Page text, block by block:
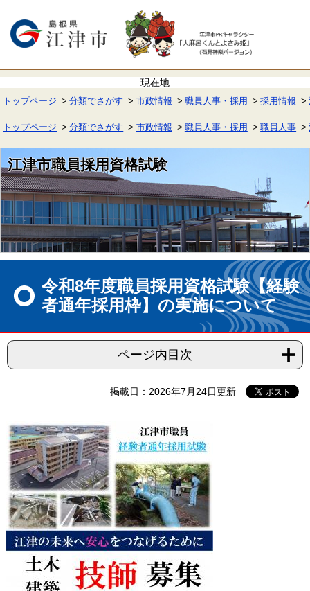
で
ば
本
へ
トップページ 分類でさがす 市政情報 職員人事・採用 採用情報
トップページ 分類でさがす 市政情報 職員人事・採用 職員人事
江津市職員採用資格試験
令和8年度職員採用資格試験【経験
者通年採用枠】の実施について
ページ内目次
掲載日：2026年7月24日更新